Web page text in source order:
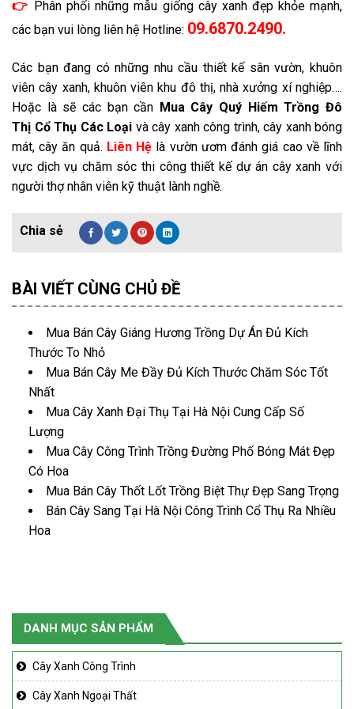
👉 Phân phối những mẫu giống cây xanh đẹp khỏe mạnh,
các bạn vui lòng liên hệ Hotline: 09.6870.2490.
Các bạn đang có những nhu cầu thiết kế sân vườn, khuôn
viên cây xanh, khuôn viên khu đô thị, nhà xưởng xí nghiệp….
Hoặc là sẽ các bạn cần Mua Cây Quý Hiếm Trồng Đô
Thị Cổ Thụ Các Loại và cây xanh công trình, cây xanh bóng
mát, cây ăn quả. Liên Hệ là vườn ươm đánh giá cao về lĩnh
vực dịch vụ chăm sóc thi công thiết kế dự án cây xanh với
người thợ nhân viên kỹ thuật lành nghề.
BÀI VIẾT CÙNG CHỦ ĐỀ
Mua Bán Cây Giáng Hương Trồng Dự Án Đủ Kích
Thước To Nhỏ
Mua Bán Cây Me Đầy Đủ Kích Thước Chăm Sóc Tốt
Nhất
Mua Cây Xanh Đại Thụ Tại Hà Nội Cung Cấp Số
Lượng
Mua Cây Công Trình Trồng Đường Phố Bóng Mát Đẹp
Có Hoa
Mua Bán Cây Thốt Lốt Trồng Biệt Thự Đẹp Sang Trọng
Bán Cây Sang Tại Hà Nội Công Trình Cổ Thụ Ra Nhiều
Hoa
DANH MỤC SẢN PHẨM
Cây Xanh Công Trình
Cây Xanh Ngoại Thất